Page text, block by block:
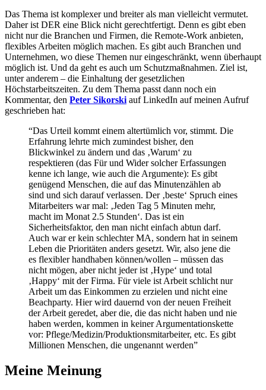
Das Thema ist komplexer und breiter als man vielleicht vermutet.
Daher ist DER eine Blick nicht gerechtfertigt. Denn es gibt eben
nicht nur die Branchen und Firmen, die Remote-Work anbieten,
flexibles Arbeiten möglich machen. Es gibt auch Branchen und
Unternehmen, wo diese Themen nur eingeschränkt, wenn überhaupt
möglich ist. Und da geht es auch um Schutzmaßnahmen. Ziel ist,
unter anderem – die Einhaltung der gesetzlichen
Höchstarbeitszeiten. Zu dem Thema passt dann noch ein
Kommentar, den Peter Sikorskiauf LinkedIn auf meinen Aufruf
geschrieben hat:
“Das Urteil kommt einem altertümlich vor, stimmt. Die
Erfahrung lehrte mich zumindest bisher, den
Blickwinkel zu ändern und das ‚Warum‘ zu
respektieren (das Für und Wider solcher Erfassungen
kenne ich lange, wie auch die Argumente): Es gibt
genügend Menschen, die auf das Minutenzählen ab
sind und sich darauf verlassen. Der ‚beste‘ Spruch eines
Mitarbeiters war mal: ‚Jeden Tag 5 Minuten mehr,
macht im Monat 2.5 Stunden‘. Das ist ein
Sicherheitsfaktor, den man nicht einfach abtun darf.
Auch war er kein schlechter MA, sondern hat in seinem
Leben die Prioritäten anders gesetzt. Wir, also jene die
es flexibler handhaben können/wollen – müssen das
nicht mögen, aber nicht jeder ist ‚Hype‘ und total
‚Happy‘ mit der Firma. Für viele ist Arbeit schlicht nur
Arbeit um das Einkommen zu erzielen und nicht eine
Beachparty. Hier wird dauernd von der neuen Freiheit
der Arbeit geredet, aber die, die das nicht haben und nie
haben werden, kommen in keiner Argumentationskette
vor: Pflege/Medizin/Produktionsmitarbeiter, etc. Es gibt
Millionen Menschen, die ungenannt werden”
Meine Meinung